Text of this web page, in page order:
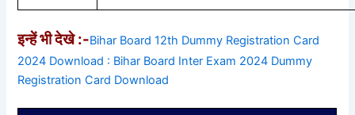
इन्हें भी देखे :-Bihar Board 12th Dummy Registration Card
2024 Download : Bihar Board Inter Exam 2024 Dummy
Registration Card Download